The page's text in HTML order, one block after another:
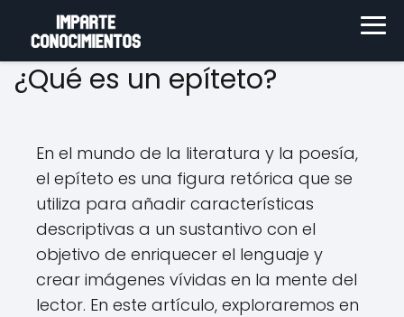
¿Qué es un epíteto?
En el mundo de la literatura y la poesía,
el epíteto es una figura retórica que se
utiliza para añadir características
descriptivas a un sustantivo con el
objetivo de enriquecer el lenguaje y
crear imágenes vívidas en la mente del
lector. En este artículo, exploraremos en